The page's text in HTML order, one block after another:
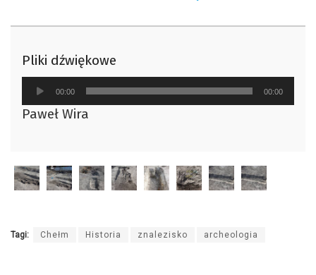
Pliki dźwiękowe
Odtwarzacz
plików
dźwiękowych
00:00 00:00
Paweł Wira
Tagi: Chełm Historia znalezisko archeologia